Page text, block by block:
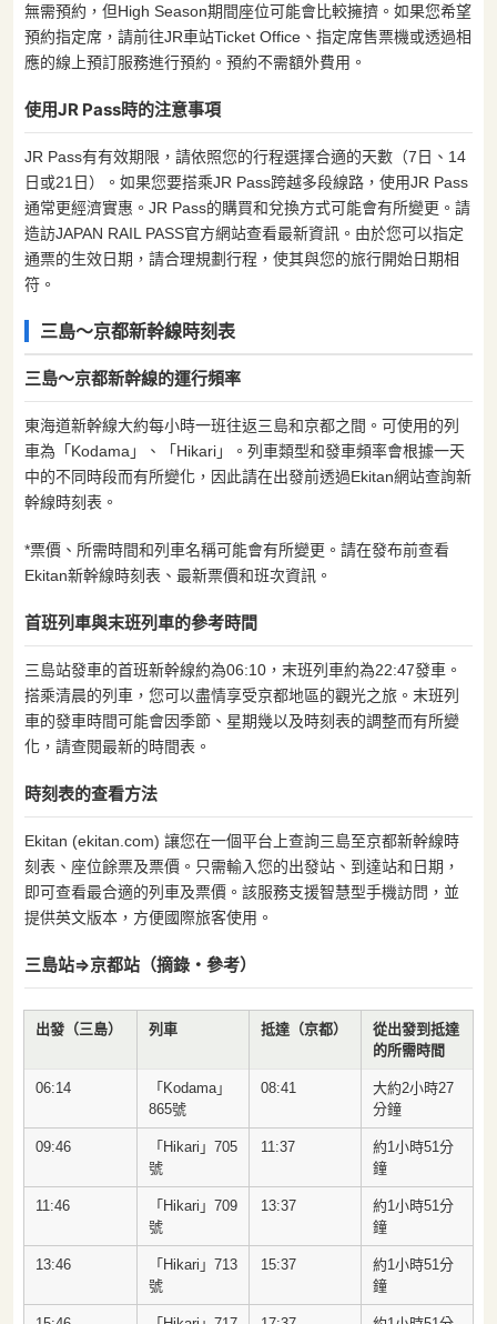
無需預約，但High Season期間座位可能會比較擁擠。如果您希望
預約指定席，請前往JR車站Ticket Office、指定席售票機或透過相
應的線上預訂服務進行預約。預約不需額外費用。
使用JR Pass時的注意事項
JR Pass有有效期限，請依照您的行程選擇合適的天數（7日、14
日或21日）。如果您要搭乘JR Pass跨越多段線路，使用JR Pass
通常更經濟實惠。JR Pass的購買和兌換方式可能會有所變更。請
造訪JAPAN RAIL PASS官方網站查看最新資訊。由於您可以指定
通票的生效日期，請合理規劃行程，使其與您的旅行開始日期相
符。
三島～京都新幹線時刻表
三島～京都新幹線的運行頻率
東海道新幹線大約每小時一班往返三島和京都之間。可使用的列
車為「Kodama」、「Hikari」。列車類型和發車頻率會根據一天
中的不同時段而有所變化，因此請在出發前透過Ekitan網站查詢新
幹線時刻表。
*票價、所需時間和列車名稱可能會有所變更。請在發布前查看
Ekitan新幹線時刻表、最新票價和班次資訊。
首班列車與末班列車的參考時間
三島站發車的首班新幹線約為06:10，末班列車約為22:47發車。
搭乘清晨的列車，您可以盡情享受京都地區的觀光之旅。末班列
車的發車時間可能會因季節、星期幾以及時刻表的調整而有所變
化，請查閱最新的時間表。
時刻表的查看方法
Ekitan (ekitan.com) 讓您在一個平台上查詢三島至京都新幹線時
刻表、座位餘票及票價。只需輸入您的出發站、到達站和日期，
即可查看最合適的列車及票價。該服務支援智慧型手機訪問，並
提供英文版本，方便國際旅客使用。
三島站⇒京都站（摘錄・參考）
出發（三島） 列車 抵達（京都）
從出發到抵達
的所需時間
06:14
「Kodama」
865號
08:41
大約2小時27
分鐘
09:46
「Hikari」705
號
11:37
約1小時51分
鐘
11:46
「Hikari」709
號
13:37
約1小時51分
鐘
13:46
「Hikari」713
號
15:37
約1小時51分
鐘